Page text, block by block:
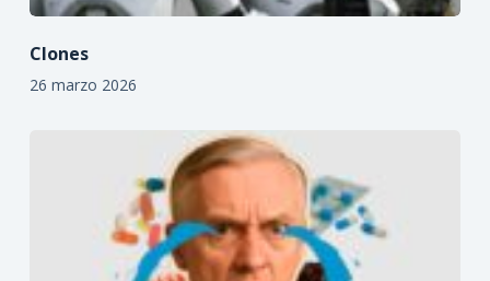
Clones
26 marzo 2026